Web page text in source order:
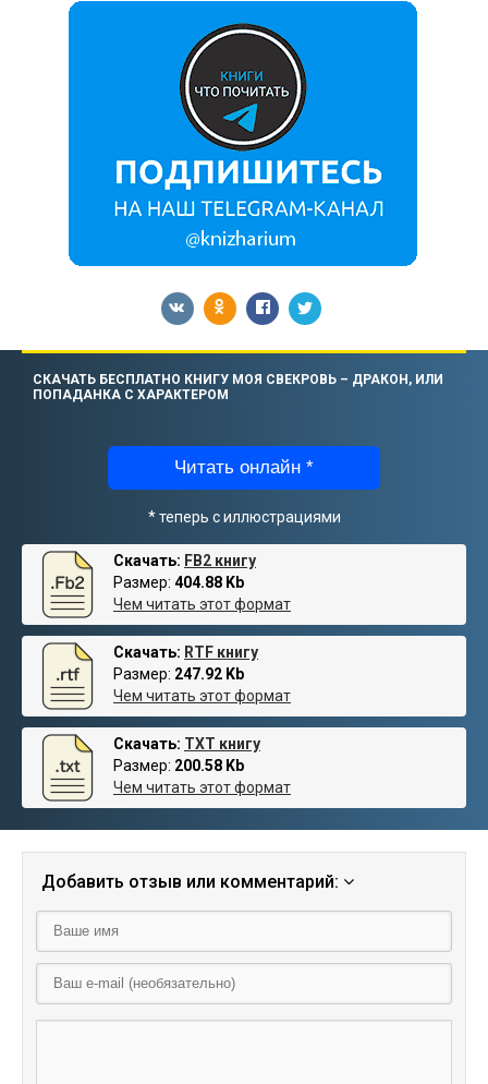
СКАЧАТЬ БЕСПЛАТНО КНИГУ МОЯ СВЕКРОВЬ – ДРАКОН, ИЛИ
ПОПАДАНКА С ХАРАКТЕРОМ
Читать онлайн *
* теперь с иллюстрациями
Скачать: FB2 книгу
Размер: 404.88 Kb
Чем читать этот формат
Скачать: RTF книгу
Размер: 247.92 Kb
Чем читать этот формат
Скачать: TXT книгу
Размер: 200.58 Kb
Чем читать этот формат
Добавить отзыв или комментарий: